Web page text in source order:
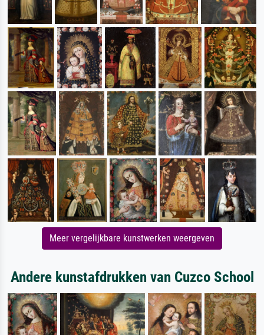
Meer vergelijkbare kunstwerken weergeven
Andere kunstafdrukken van Cuzco School